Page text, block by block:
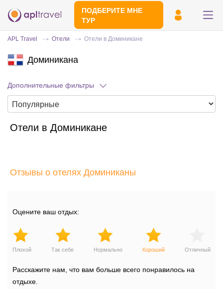
ПОДБЕРИТЕ МНЕ
ТУР
минут
APL Travel Отели Отели в Доминикане
Доминикана
Дополнительные фильтры
Отели в Доминикане
Отзывы о отелях Доминиканы
Оцените ваш отдых:
Плохой Так себе Нормально Хороший Отличный
Расскажите нам, что вам больше всего понравилось на
отдыхе.